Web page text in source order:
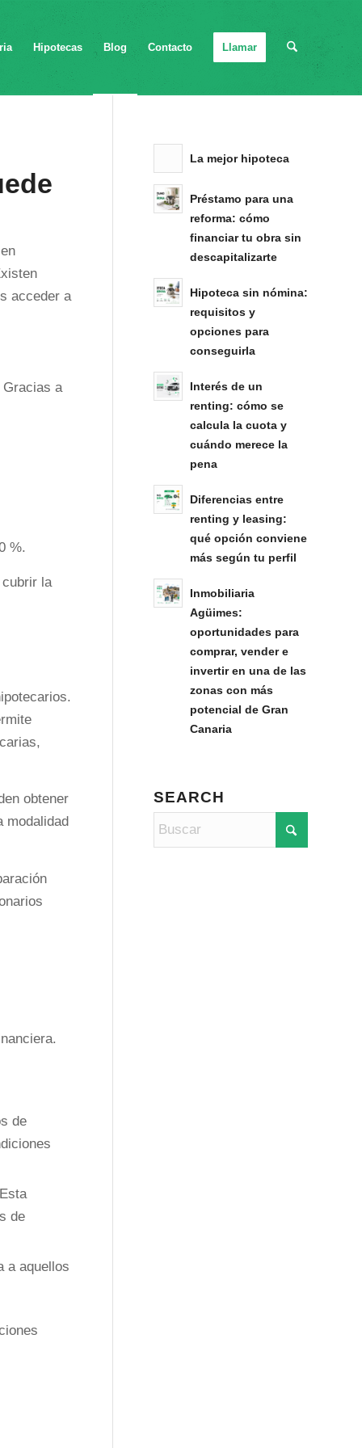
Hipotecas Blog Contacto Llamar
acceder a
Gracias a
%.
la
obtener
modalidad
de
de
a aquellos
La mejor hipoteca
Préstamo para una
reforma: cómo
financiar tu obra sin
descapitalizarte
Hipoteca sin nómina:
requisitos y
opciones para
conseguirla
Interés de un
renting: cómo se
calcula la cuota y
cuándo merece la
pena
Diferencias entre
renting y leasing:
qué opción conviene
más según tu perfil
Inmobiliaria
Agüimes:
oportunidades para
comprar, vender e
invertir en una de las
zonas con más
potencial de Gran
Canaria
SEARCH